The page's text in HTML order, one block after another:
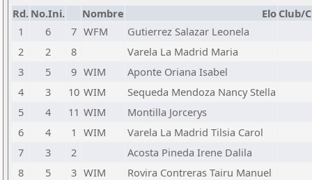
Rd. No.Ini. Nombre Elo Club/
1
6 7 WFM
Gutierrez Salazar Leonela
2
2 8
Varela La Madrid Maria
3
5 9 WIM
Aponte Oriana Isabel
4
3 10 WIM
Sequeda Mendoza Nancy Stella
5
4 11 WIM
Montilla Jorcerys
6
4 1 WIM
Varela La Madrid Tilsia Carol
7
3 2
Acosta Pineda Irene Dalila
8
5 3 WIM
Rovira Contreras Tairu Manuel